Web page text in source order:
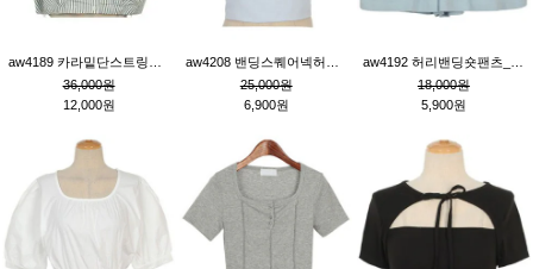
36,000원
12,000원
25,000원
6,900원
18,000원
5,900원